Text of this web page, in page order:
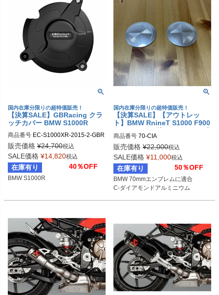
国内在庫分限りの超特価販売！
【決算SALE】GBRacing クラ
ッチカバー BMW S1000R
商品番号 EC-S1000XR-2015-2-GBR
gbr_EC-S1000XR-2015-2-GBR
販売価格 ¥24,700税込
SALE価格 ¥14,820税込
在庫有り 40％OFF
BMW S1000R
国内在庫分限りの超特価販売！
【決算SALE】【アウトレッ
ト】BMW RnineT S1000 F900
レム 70mm C-ダイアモンドア
ルミニウム EX-MOTORCYCLE
商品番号
販売価格 ¥22,000税込
SALE価格 ¥11,000税込
在庫有り 50％OFF
BMW 70mmエンブレムに適合
C-ダイアモンドアルミニウム